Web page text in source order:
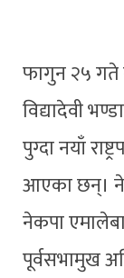
फागुन २५ गते
विद्यादेवी
पुग्दा नयाँ
आएका छन्।
नेकपा
पूर्वसभामुख